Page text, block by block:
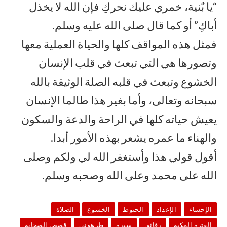
“يا بٌنية، خمري عليك نحركِ فإن الله لا يخذل
أباكِ” أو كما قال صلى الله عليه وسلم.
فمثل هذه المواقف كلها والحياة العملية معها
وتصورها هي التي تبعث في قلب الإنسان
الخشوع وتبعث في قلبه الصلة الوثيقة بالله
سبحانه وتعالى، وأما بغير هذا طالما الإنسان
يعيش حياته كلها في الراحة والدعة والسكون
والهناء ما عمره يشعر بهذه الأمور أبدا.
أقول قولي هذا وأستغفر الله لي ولكم وصلى
الله على محمد وعلى الله وصحبه وسلم.
الإحساء الإعداد الحنوط الخشوع
الصلاة
الفترة المكية
رقائق سيرة طرهوني قصص الصحابة